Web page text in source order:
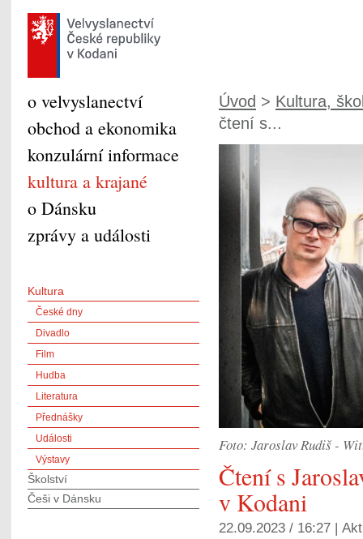
Úvod > Kultura,
čtení s...
Foto: Jaroslav Rudiš -
Čtení s
v Kodani
22.09.2023 / 16:27 |
o velvyslanectví
obchod a ekonomika
konzulární informace
kultura a krajané
o Dánsku
zprávy a události
Kultura
České dny
Divadlo
Film
Hudba
Literatura
Přednášky
Události
Výstavy
Školství
Češi v Dánsku